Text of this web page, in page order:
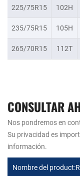
225/75R15 102H
235/75R15 105H
265/70R15 112T
CONSULTAR
Nos pondremos en
Su privacidad es
información.